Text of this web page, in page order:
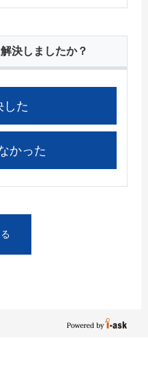
決しましたか？
した
かった